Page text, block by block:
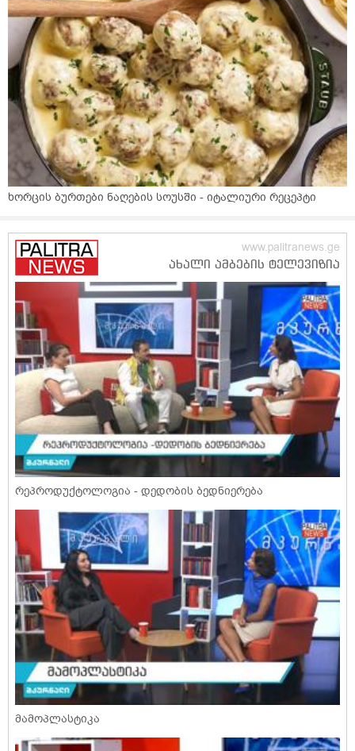
ხორცის ბურთები ნაღების სოუსში - იტალიური რეცეპტი
რეპროდუქტოლოგია - დედობის ბედნიერება
მამოპლასტიკა